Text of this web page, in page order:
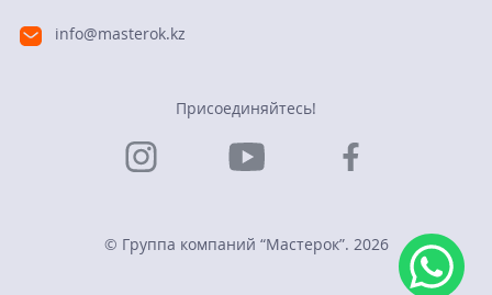
info@masterok.kz
Присоединяйтесь!
© Группа компаний “Мастерок”. 2026